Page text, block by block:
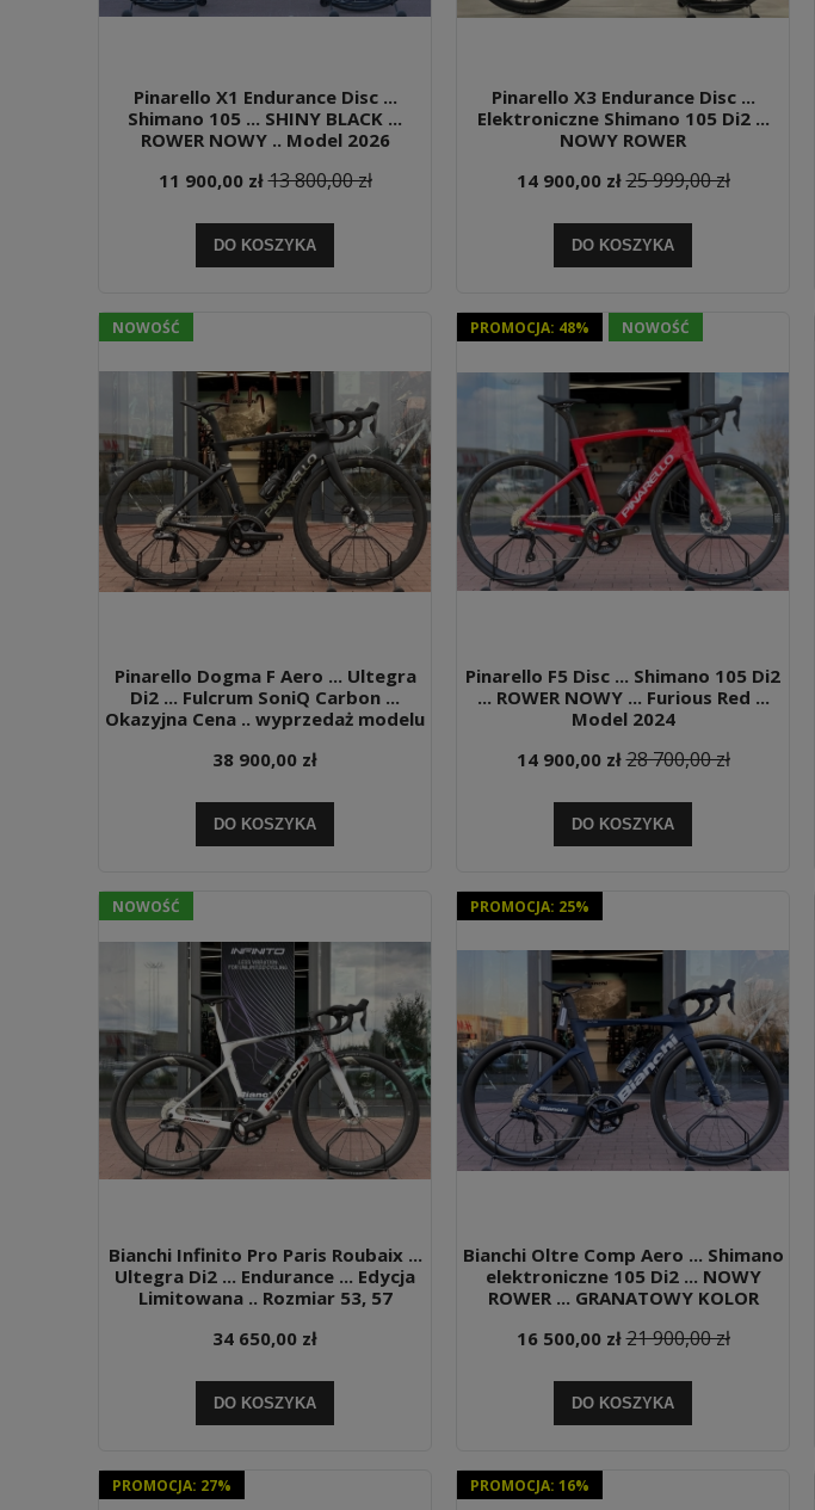
Pinarello X1 Endurance Disc ...
Shimano 105 ... SHINY BLACK ...
ROWER NOWY .. Model 2026
11 900,00 zł 13 800,00 zł
DO KOSZYKA
Pinarello X3 Endurance Disc ...
Elektroniczne Shimano 105 Di2 ...
NOWY ROWER
14 900,00 zł 25 999,00 zł
DO KOSZYKA
Pinarello Dogma F Aero ... Ultegra
Di2 ... Fulcrum SoniQ Carbon ...
Okazyjna Cena .. wyprzedaż modelu
38 900,00 zł
DO KOSZYKA
NOWOŚĆ
Pinarello F5 Disc ... Shimano 105 Di2
... ROWER NOWY ... Furious Red ...
Model 2024
14 900,00 zł 28 700,00 zł
DO KOSZYKA
PROMOCJA: 48% NOWOŚĆ
Bianchi Infinito Pro Paris Roubaix ...
Ultegra Di2 ... Endurance ... Edycja
Limitowana .. Rozmiar 53, 57
34 650,00 zł
DO KOSZYKA
NOWOŚĆ
Bianchi Oltre Comp Aero ... Shimano
elektroniczne 105 Di2 ... NOWY
ROWER ... GRANATOWY KOLOR
16 500,00 zł 21 900,00 zł
DO KOSZYKA
PROMOCJA: 25%
PROMOCJA: 27% PROMOCJA: 16%